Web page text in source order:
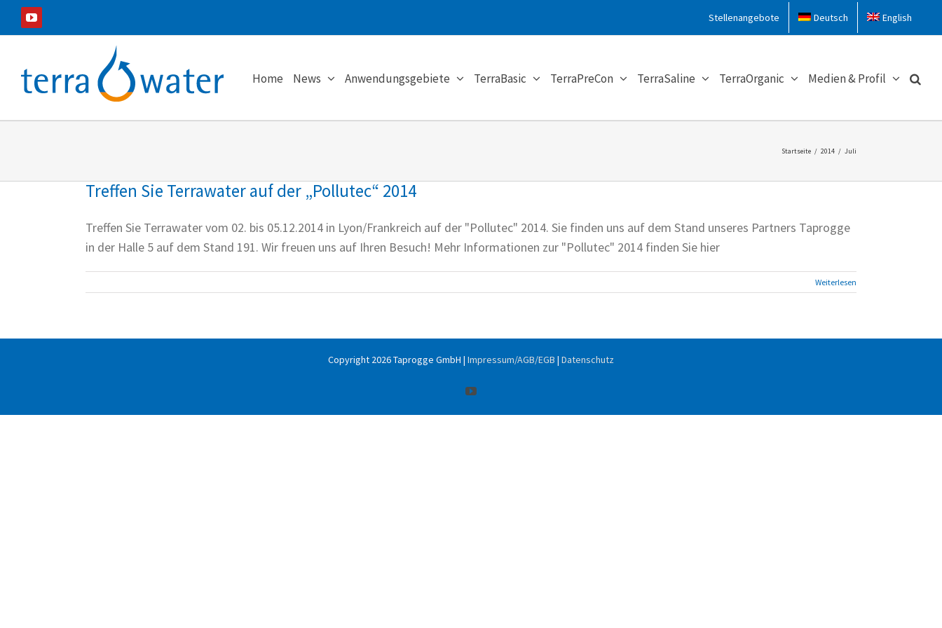
Zum
InhaltYouTube Stellenangebote Deutsch English
Home News Anwendungsgebiete TerraBasic TerraPreCon TerraSaline TerraOrganic Medien & Profil
Startseite / 2014 / Juli
Treffen Sie Terrawater auf der „Pollutec“ 2014
Treffen Sie Terrawater vom 02. bis 05.12.2014 in Lyon/Frankreich auf der "Pollutec" 2014. Sie finden uns auf dem Stand unseres Partners Taprogge
in der Halle 5 auf dem Stand 191. Wir freuen uns auf Ihren Besuch! Mehr Informationen zur "Pollutec" 2014 finden Sie hier
Weiterlesen
Copyright 2026 Taprogge GmbH | Impressum/AGB/EGB | Datenschutz
YouTube